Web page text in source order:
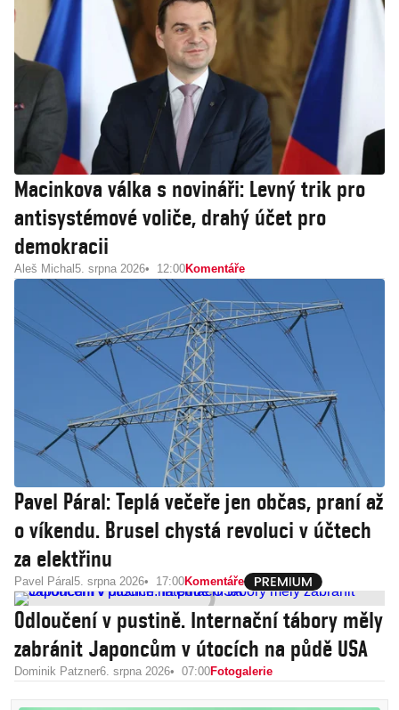
Macinkova válka s novináři: Levný trik pro
antisystémové voliče, drahý účet pro
demokracii
Aleš Michal 5. srpna 2026 12:00Komentáře
Pavel Páral: Teplá večeře jen občas, praní až
o víkendu. Brusel chystá revoluci v účtech
za elektřinu
Pavel Páral 5. srpna 2026 17:00Komentáře
Odloučení v pustině. Internační tábory měly
zabránit Japoncům v útocích na půdě USA
Dominik Patzner6. srpna 2026 07:00Fotogalerie